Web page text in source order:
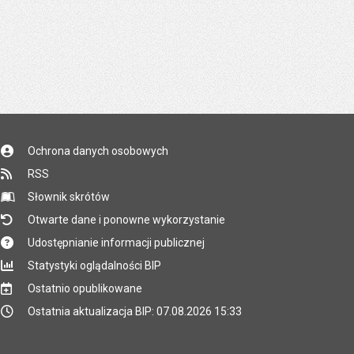
Ochrona danych osobowych
RSS
Słownik skrótów
Otwarte dane i ponowne wykorzystanie
Udostępnianie informacji publicznej
Statystyki oglądalności BIP
Ostatnio opublikowane
Ostatnia aktualizacja BIP: 07.08.2026 15:33